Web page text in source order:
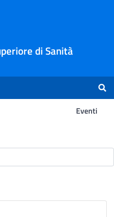
di Sanità
Eventi
Ricerca -